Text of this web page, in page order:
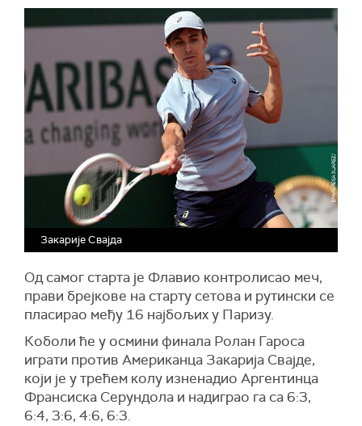
Закарије Свајда
Од самог старта је Флавио контролисао меч,
прави брејкове на старту сетова и рутински се
пласирао међу 16 најбољих у Паризу.
Коболи ће у осмини финала Ролан Гароса
играти против Американца Закарија Свајде,
који је у трећем колу изненадио Аргентинца
Франсиска Серундола и надиграо га са 6:3,
6:4, 3:6, 4:6, 6:3.